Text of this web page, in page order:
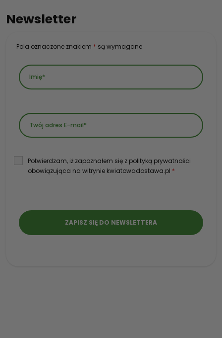
Newsletter
Pola oznaczone znakiem * są wymagane
Potwierdzam, iż zapoznałem się z polityką prywatności
obowiązująca na witrynie kwiatowadostawa.pl *